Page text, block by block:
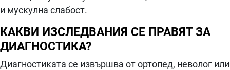
и мускулна слабост.
КАКВИ ИЗСЛЕДВАНИЯ СЕ ПРАВЯТ ЗА
ДИАГНОСТИКА?
Диагностиката се извършва от ортопед, неволог или